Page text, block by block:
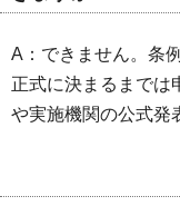
A：できません。条
正式に決まるまでは
や実施機関の公式発